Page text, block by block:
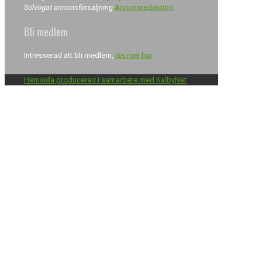
Solvögat annonsförsäljning Annonsredaktion
Bli medlem
Intresserad att bli medlem, läs mer här
Hemsida producerad i samarbete med KalbyNet